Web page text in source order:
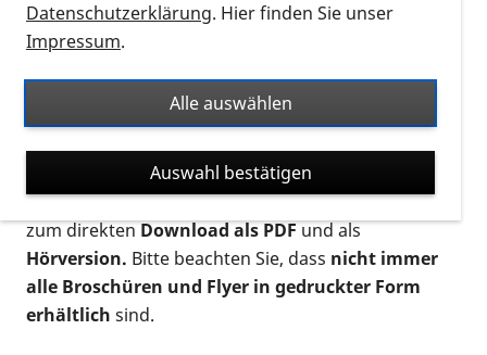
Auf dieser Seite finden Sie sämtliches Infomaterial
Ort. Nutzen Sie den Formatfilter, um ausschließlich
nach Flyern und Broschüren, Audios oder Videos zu
suchen. Die meisten Flyer und Broschüren werden in
verschiedenen Formaten angeboten: zur
postalischen Bestellung als gedruckte Variante
zum direktenDownload als PDFund als
Hörversion. Bitte beachten Sie, dass nicht immer
alle Broschüren und Flyer in gedruckter Form
erhältlich sind.
Datenschutzerklärung. Hier finden Sie unser
Impressum.
Alle auswählen
Auswahl bestätigen